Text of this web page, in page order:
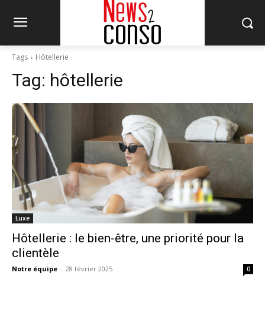
Tags Hôtellerie
Tag: hôtellerie
Luxe
Hôtellerie : le bien-être, une priorité pour la
clientèle
Notre équipe - 28 février 2025 0